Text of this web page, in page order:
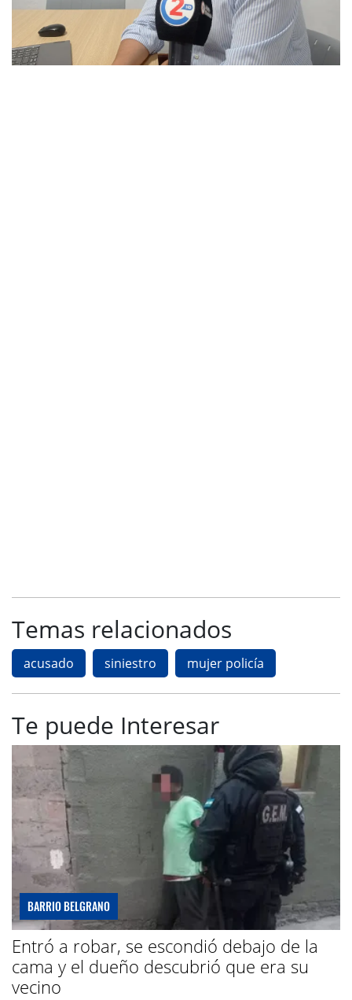
Temas relacionados
acusado siniestro mujer policía
Te puede Interesar
BARRIO BELGRANO
Entró a robar, se escondió debajo de la
cama y el dueño descubrió que era su
vecino